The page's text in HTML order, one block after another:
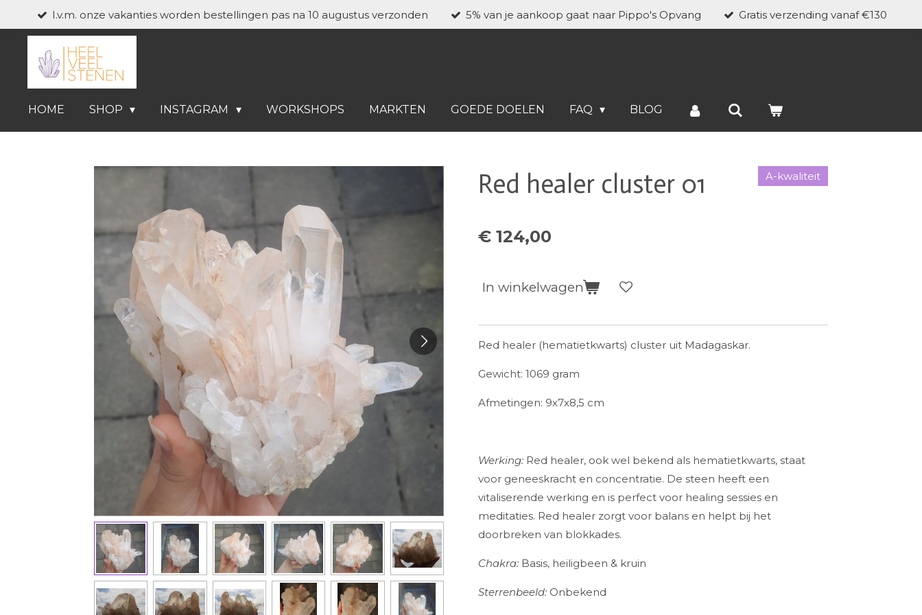
direct
hoofdinhoud
I.v.m. onze vakanties worden bestellingen pas na 10 augustus verzonden 5% van je aankoop gaat naar Pippo's Opvang Gratis verzending vanaf €130
HOME SHOP INSTAGRAM WORKSHOPS MARKTEN GOEDE DOELEN FAQ BLOG
Red healer cluster 01 A-kwaliteit
€ 124,00
In winkelwagen
Red healer (hematietkwarts) cluster uit Madagaskar.
Gewicht: 1069 gram
Afmetingen: 9x7x8,5 cm
Werking: Red healer, ook wel bekend als hematietkwarts, staat
voor geneeskracht en concentratie. De steen heeft een
vitaliserende werking en is perfect voor healing sessies en
meditaties. Red healer zorgt voor balans en helpt bij het
doorbreken van blokkades.
Chakra: Basis, heiligbeen & kruin
Sterrenbeeld: Onbekend